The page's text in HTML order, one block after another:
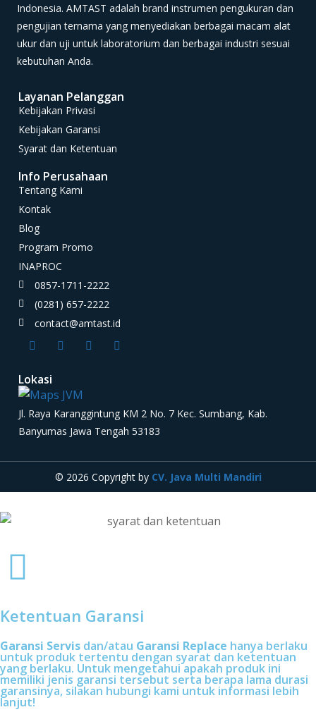
Indonesia. AMTAST adalah brand instrumen pengukuran dan
pengujian ternama yang menyediakan berbagai macam alat
ukur dan uji untuk laboratorium dan berbagai industri sesuai
kebutuhan Anda.
Layanan Pelanggan
Kebijakan Privasi
Kebijakan Garansi
Syarat dan Ketentuan
Info Perusahaan
Tentang Kami
Kontak
Blog
Program Promo
INAPROC
0857-1711-2222
(0281) 657-2222
contact@amtast.id
Lokasi
Jl. Raya Karanggintung KM 2 No. 7 Kec. Sumbang, Kab.
Banyumas Jawa Tengah 53183
© 2026 Copyright by CV. Java Multi Mandiri
Ketentuan Garansi
Garansi Servis dan/atau Garansi Replace hanya berlaku
untuk produk tertentu dengan syarat dan ketentuan
yang berlaku. Untuk mengetahui apakah produk ini
memiliki jenis garansi tersebut serta berapa lama durasi
garansinya, silakan hubungi kami untuk informasi lebih
lanjut!